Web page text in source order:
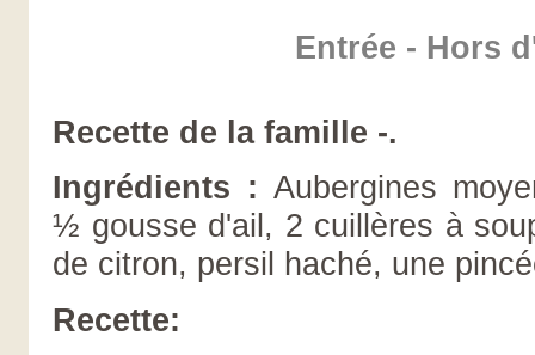
Entrée - Hors
Recette de la famille -.
Ingrédients : Aubergines
½ gousse d'ail, 2 cuillères à
de citron, persil haché, une
Recette: